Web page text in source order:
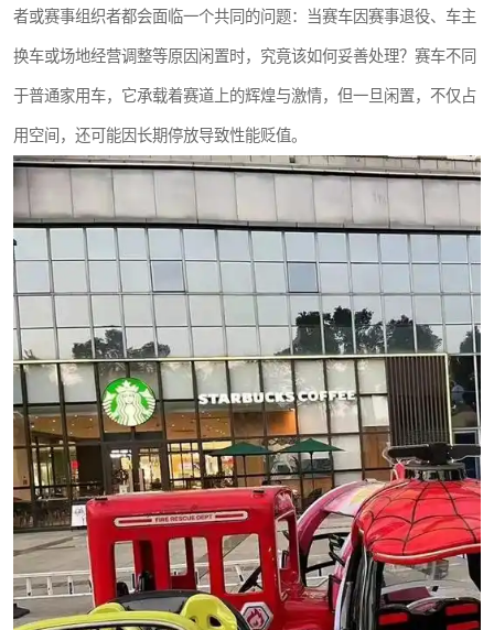
者或赛事组织者都会面临一个共同的问题：当赛车因赛事退役、车主
换车或场地经营调整等原因闲置时，究竟该如何妥善处理？赛车不同
于普通家用车，它承载着赛道上的辉煌与激情，但一旦闲置，不仅占
用空间，还可能因长期停放导致性能贬值。